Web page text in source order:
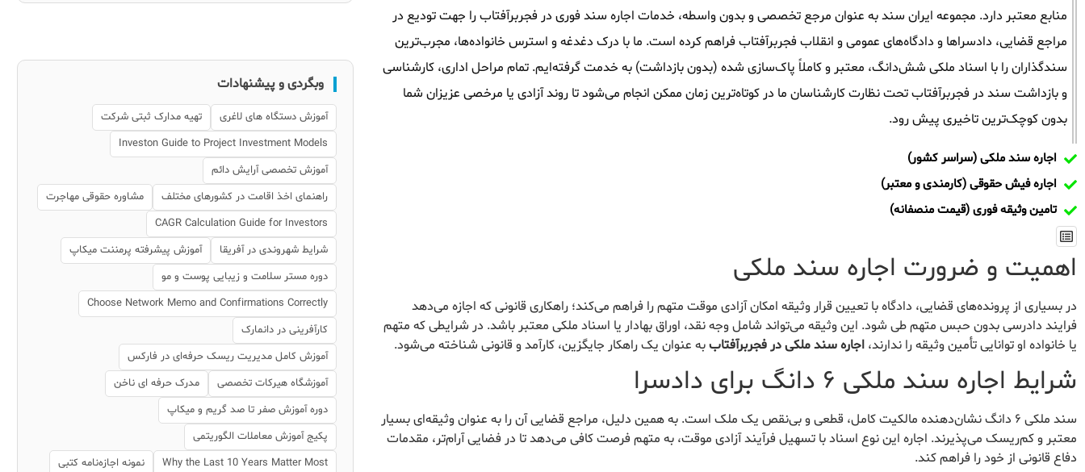
منابع معتبر دارد. مجموعه ایران سند به عنوان مرجع تخصصی و بدون واسطه، خدمات اجاره سند فوری در فجربرآفتاب را جهت تودیع در
مراجع قضایی، دادسراها و دادگاه‌های عمومی و انقلاب فجربرآفتاب فراهم کرده است. ما با درک دغدغه و استرس خانواده‌ها، مجرب‌ترین
سندگذاران را با اسناد ملکی شش‌دانگ، معتبر و کاملاً پاک‌سازی شده (بدون بازداشت) به خدمت گرفته‌ایم. تمام مراحل اداری، کارشناسی
و بازداشت سند در فجربرآفتاب تحت نظارت کارشناسان ما در کوتاه‌ترین زمان ممکن انجام می‌شود تا روند آزادی یا مرخصی عزیزان شما
بدون کوچک‌ترین تاخیری پیش رود.
اجاره سند ملکی (سراسر کشور)
اجاره فیش حقوقی (کارمندی و معتبر)
تامین وثیقه فوری (قیمت منصفانه)
اهمیت و ضرورت اجاره سند ملکی
در بسیاری از پرونده‌های قضایی، دادگاه با تعیین قرار وثیقه امکان آزادی موقت متهم را فراهم می‌کند؛ راهکاری قانونی که اجازه می‌دهد
فرایند دادرسی بدون حبس متهم طی شود. این وثیقه می‌تواند شامل وجه نقد، اوراق بهادار یا اسناد ملکی معتبر باشد. در شرایطی که متهم
یا خانواده او توانایی تأمین وثیقه را ندارند، اجاره سند ملکی در فجربرآفتاببه عنوان یک راهکار جایگزین، کارآمد و قانونی شناخته می‌شود.
شرایط اجاره سند ملکی ۶ دانگ برای دادسرا
سند ملکی ۶ دانگ نشان‌دهنده مالکیت کامل، قطعی و بی‌نقص یک ملک است. به همین دلیل، مراجع قضایی آن را به عنوان وثیقه‌ای بسیار
معتبر و کم‌ریسک می‌پذیرند. اجاره این نوع اسناد با تسهیل فرآیند آزادی موقت، به متهم فرصت کافی می‌دهد تا در فضایی آرام‌تر، مقدمات
دفاع قانونی از خود را فراهم کند.
وبگردی و پیشنهادات
آموزش دستگاه های لاغری
تهیه مدارک ثبتی شرکت
Investon Guide to Project Investment Models
آموزش تخصصی آرایش دائم
راهنمای اخذ اقامت در کشورهای مختلف
مشاوره حقوقی مهاجرت
CAGR Calculation Guide for Investors
شرایط شهروندی در آفریقا
آموزش پیشرفته پرمننت میکاپ
دوره مستر سلامت و زیبایی پوست و مو
Choose Network Memo and Confirmations Correctly
کارآفرینی در دانمارک
آموزش کامل مدیریت ریسک حرفه‌ای در فارکس
آموزشگاه هیرکات تخصصی
مدرک حرفه ای ناخن
دوره آموزش صفر تا صد گریم و میکاپ
پکیج آموزش معاملات الگوریتمی
Why the Last 10 Years Matter Most
نمونه اجازه‌نامه کتبی